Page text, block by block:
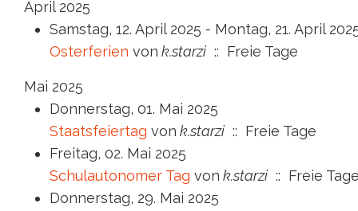
April 2025
Samstag, 12. April 2025 - Montag, 21. April
Osterferien von k.starzi :: Freie Tage
Mai 2025
Donnerstag, 01. Mai 2025
Staatsfeiertag von k.starzi :: Freie Tage
Freitag, 02. Mai 2025
Schulautonomer Tag von k.starzi :: Freie Tage
Donnerstag, 29. Mai 2025